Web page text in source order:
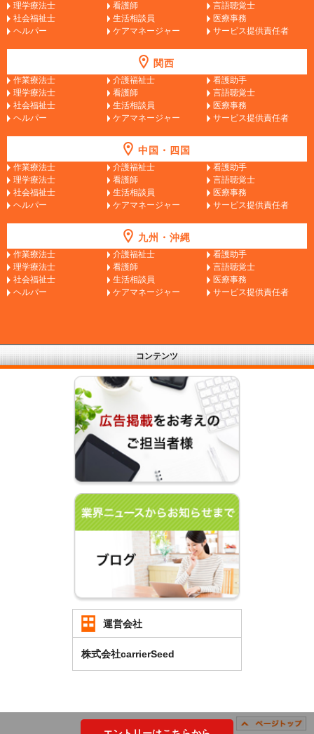
理学療法士
看護師
言語聴覚士
社会福祉士
生活相談員
医療事務
ヘルパー
ケアマネージャー サービス提供責任者
関西
作業療法士 介護福祉士
看護助手
理学療法士
看護師
言語聴覚士
社会福祉士
生活相談員
医療事務
ヘルパー
ケアマネージャー サービス提供責任者
中国・四国
作業療法士 介護福祉士
看護助手
理学療法士
看護師
言語聴覚士
社会福祉士
生活相談員
医療事務
ヘルパー
ケアマネージャー サービス提供責任者
九州・沖縄
作業療法士 介護福祉士
看護助手
理学療法士
看護師
言語聴覚士
社会福祉士
生活相談員
医療事務
ヘルパー
ケアマネージャー サービス提供責任者
コンテンツ
運営会社
株式会社carrierSeed